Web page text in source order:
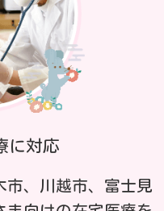
に対応
市、川越市、富士見